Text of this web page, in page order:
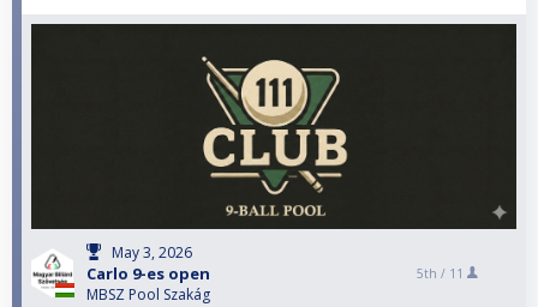
May 3, 2026
Carlo 9-es open
MBSZ Pool Szakág
5th / 11